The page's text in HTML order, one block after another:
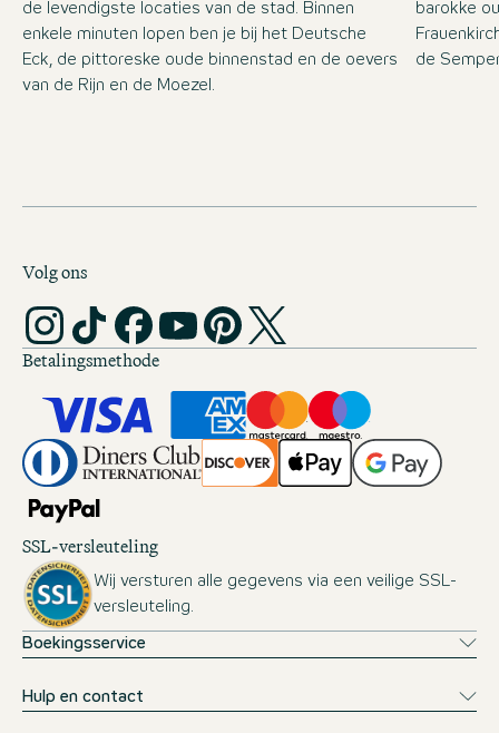
de levendigste locaties van de stad. Binnen
enkele minuten lopen ben je bij het Deutsche
Eck, de pittoreske oude binnenstad en de oevers
van de Rijn en de Moezel.
barokke
de
Volg ons
Betalingsmethode
SSL-versleuteling
Wij versturen alle gegevens via een veilige SSL-
versleuteling.
Boekingsservice
Hulp en contact